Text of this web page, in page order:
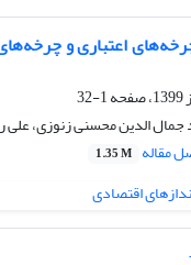
اعتباری و
1-32
الدین محسنی زنوزی، علی
مقاله 1.35 M